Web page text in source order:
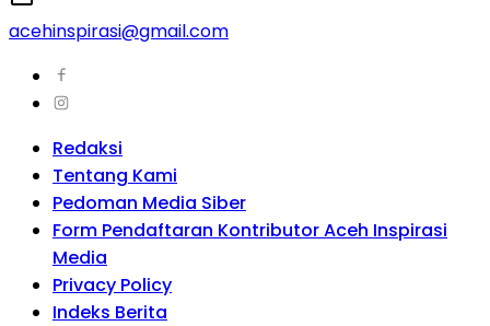
acehinspirasi@gmail.com
Redaksi
Tentang Kami
Pedoman Media Siber
Form Pendaftaran Kontributor Aceh Inspirasi
Media
Privacy Policy
Indeks Berita